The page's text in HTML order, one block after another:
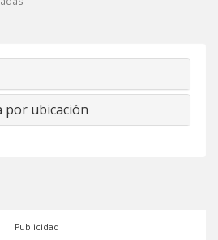
por ubicación
Publicidad